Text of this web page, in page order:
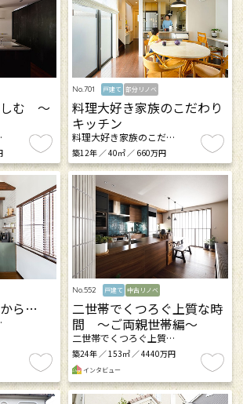
しむ ～
No.701 戸建て 部分リノベ
料理大好き家族のこだわり
キッチン
料理大好き家族のこだ…
築12年 ／ 40㎡ ／ 660万円
ら…
No.552 戸建て 中古リノベ
二世帯でくつろぐ上質な時
間 ～ご両親世帯編～
二世帯でくつろぐ上質…
築24年 ／ 153㎡ ／ 4440万円
インタビュー